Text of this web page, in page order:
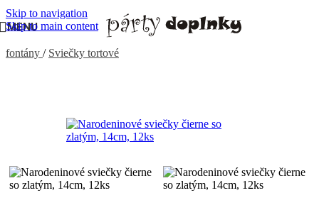
Skip to navigation
Skip to main content
MENU
PÁRTY VÝZDOBA, DEKORÁCIE
fontány / Sviečky tortové